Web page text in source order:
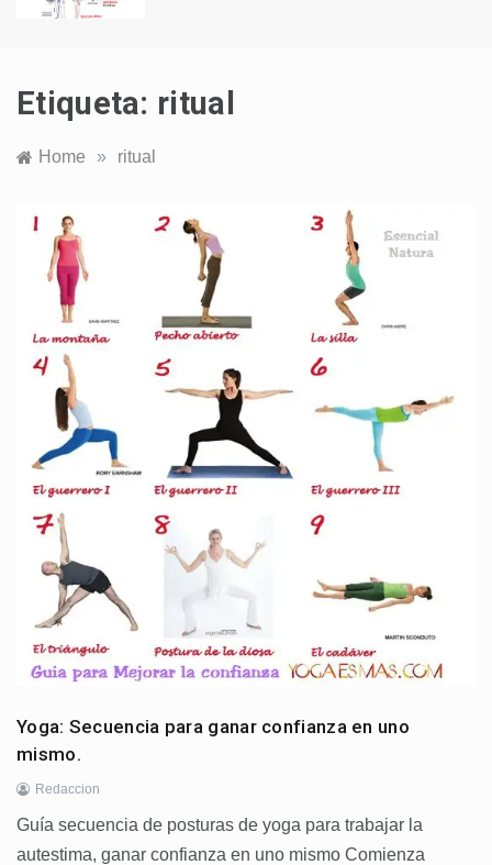
Etiqueta: ritual
Home » ritual
Yoga: Secuencia para ganar confianza en uno
mismo.
Redaccion
Guía secuencia de posturas de yoga para trabajar la
autestima, ganar confianza en uno mismo Comienza